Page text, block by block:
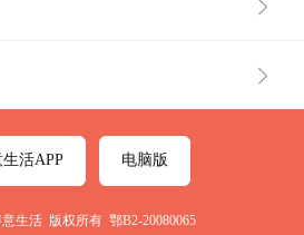
活APP 电脑版
生活 版权所有 鄂B2-20080065